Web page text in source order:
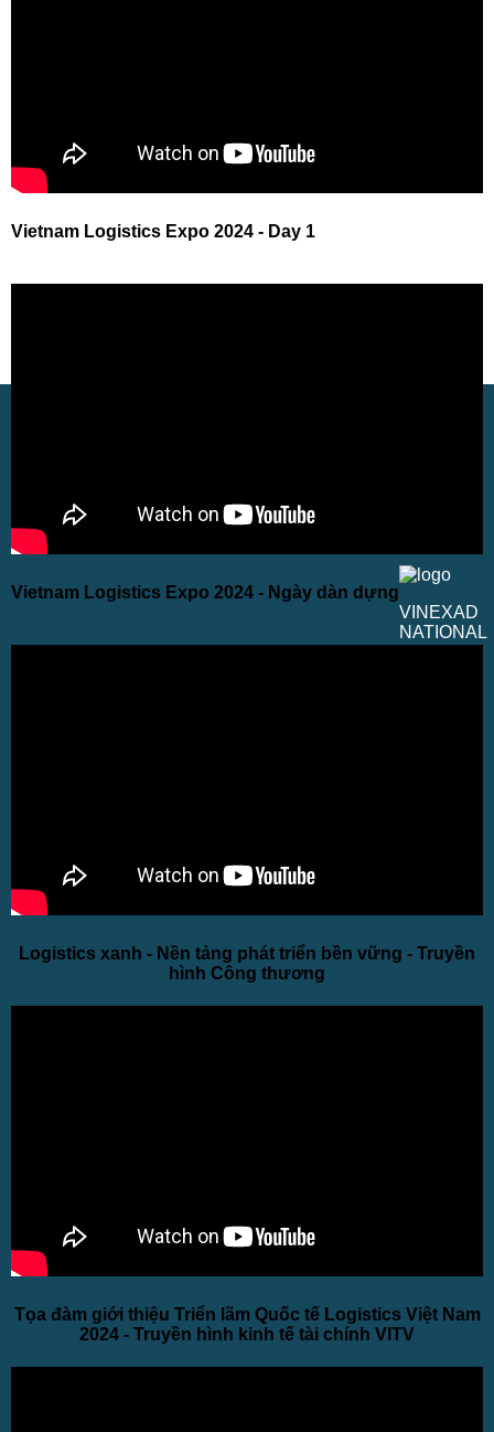
Vietnam Logistics Expo 2024 - Day 1
Vietnam Logistics Expo 2024 - Ngày dàn dựng
Logistics xanh - Nền tảng phát triển bền vững - Truyền
hình Công thương
Tọa đàm giới thiệu Triển lãm Quốc tế Logistics Việt Nam
2024 - Truyền hình kinh tế tài chính VITV
VINEXAD
NATIONAL